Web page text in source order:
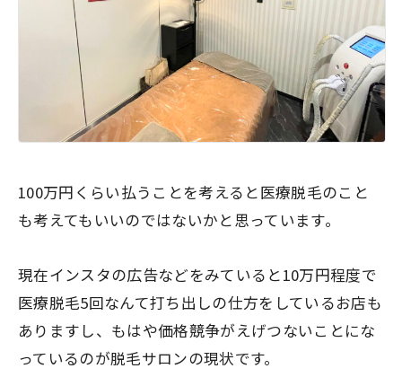
100万円くらい払うことを考えると医療脱毛のこと
も考えてもいいのではないかと思っています。
現在インスタの広告などをみていると10万円程度で
医療脱毛5回なんて打ち出しの仕方をしているお店も
ありますし、もはや価格競争がえげつないことにな
っているのが脱毛サロンの現状です。